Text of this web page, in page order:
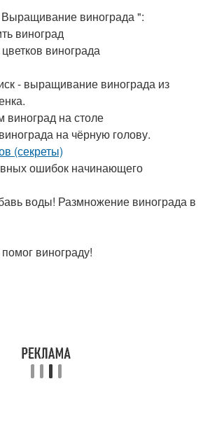
винограда ":
виноград
винограда
- выращивание винограда из
виноград на столе
на чёрную голову.
(секреты)
ошибок начинающего
воды! Размножение винограда в
винограду!